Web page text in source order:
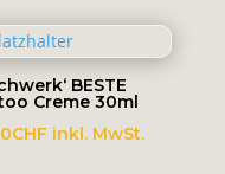
BESTE
Creme 30ml
CHF inkl. MwSt.